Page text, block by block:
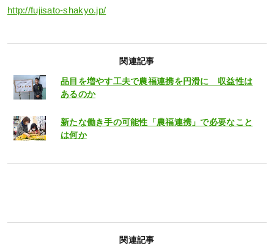
http://fujisato-shakyo.jp/
関連記事
品目を増やす工夫で農福連携を円滑に 収益性は
あるのか
新たな働き手の可能性「農福連携」で必要なこと
は何か
関連記事